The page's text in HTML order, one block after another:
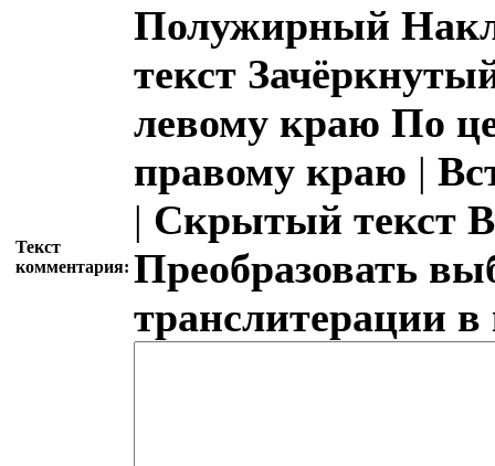
Текст
комментария:
Полужирный
текст
левому краю По
правому краю |
| Скрытый текст
Преобразовать
транслитерации